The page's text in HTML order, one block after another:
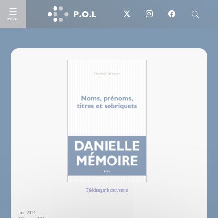
MENU
Télécharger la couverture
juin 2024